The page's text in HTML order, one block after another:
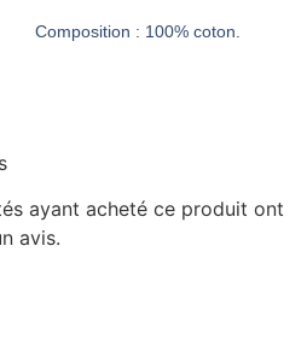
Composition : 100% coton.
ayant acheté ce produit ont
avis.